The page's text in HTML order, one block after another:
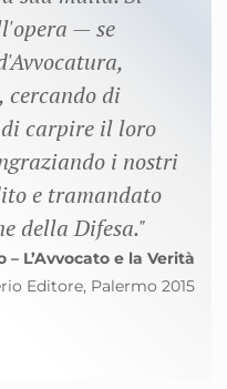
— se
cercando di
carpire il loro
i nostri
e tramandato
della Difesa."
– L’Avvocato e la Verità
Editore, Palermo 2015